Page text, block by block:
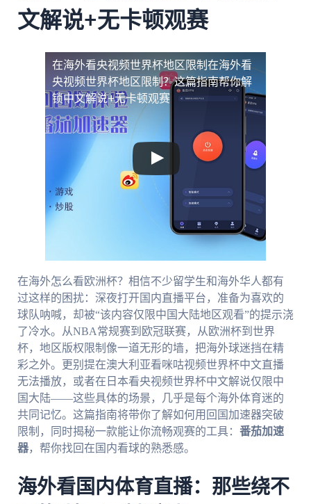
文解说+无卡顿观赛
在海外看央视频世界杯地区限制 在海外看
央视频世界杯地区限制？这篇指南帮你解
锁中文解说+无卡顿观赛
在海外怎么看欧洲杯？相信不少留学生和海外华人都有
过这样的困扰：深夜打开国内直播平台，准备为喜欢的
球队呐喊，却被“该内容仅限中国大陆地区观看”的提示浇
了冷水。从NBA常规赛到欧冠联赛，从欧洲杯到世界
杯，地区版权限制像一道无形的墙，把海外球迷挡在精
彩之外。更别提在澳大利亚看咪咕视频世界杯中文直播
无法播放，或者在日本看央视频世界杯中文解说仅限中
国大陆——这些具体的场景，几乎是每个海外体育迷的
共同记忆。这篇指南将带你了解如何用回国加速器突破
限制，同时揭秘一款能让你流畅观赛的工具： 番茄加速
器，帮你找回在国内看球的熟悉感。
海外看国内体育直播：那些绕不